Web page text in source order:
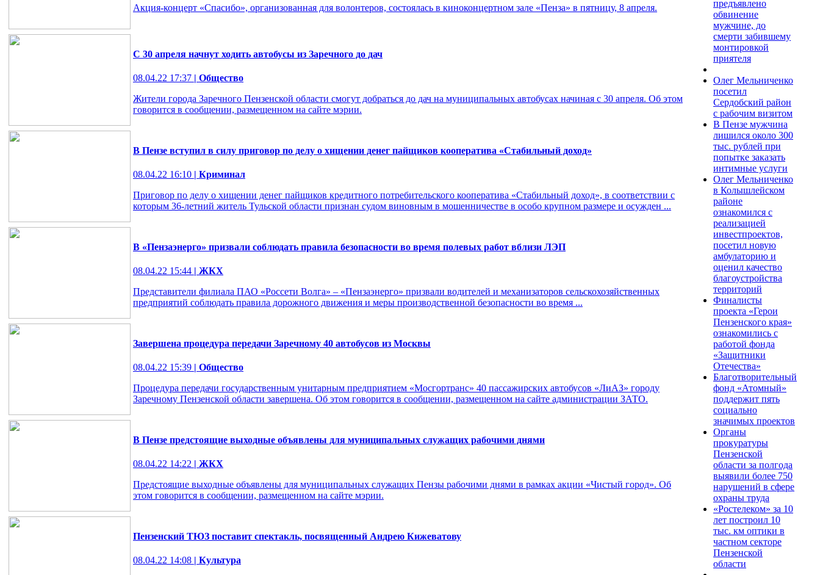
Акция-концерт «Спасибо», организованная для волонтеров, состоялась в киноконцертном зале «Пенза» в пятницу, 8 апреля.
С 30 апреля начнут ходить автобусы из Заречного до дач
08.04.22 17:37 | Общество
Жители города Заречного Пензенской области смогут добраться до дач на муниципальных автобусах начиная с 30 апреля. Об этом
говорится в сообщении, размещенном на сайте мэрии.
В Пензе вступил в силу приговор по делу о хищении денег пайщиков кооператива «Стабильный доход»
08.04.22 16:10 | Криминал
Приговор по делу о хищении денег пайщиков кредитного потребительского кооператива «Стабильный доход», в соответствии с
которым 36-летний житель Тульской области признан судом виновным в мошенничестве в особо крупном размере и осужден ...
В «Пензаэнерго» призвали соблюдать правила безопасности во время полевых работ вблизи ЛЭП
08.04.22 15:44 | ЖКХ
Представители филиала ПАО «Россети Волга» – «Пензаэнерго» призвали водителей и механизаторов сельскохозяйственных
предприятий соблюдать правила дорожного движения и меры производственной безопасности во время ...
Завершена процедура передачи Заречному 40 автобусов из Москвы
08.04.22 15:39 | Общество
Процедура передачи государственным унитарным предприятием «Мосгортранс» 40 пассажирских автобусов «ЛиАЗ» городу
Заречному Пензенской области завершена. Об этом говорится в сообщении, размещенном на сайте администрации ЗАТО.
В Пензе предстоящие выходные объявлены для муниципальных служащих рабочими днями
08.04.22 14:22 | ЖКХ
Предстоящие выходные объявлены для муниципальных служащих Пензы рабочими днями в рамках акции «Чистый город». Об
этом говорится в сообщении, размещенном на сайте мэрии.
Пензенский ТЮЗ поставит спектакль, посвященный Андрею Кижеватову
08.04.22 14:08 | Культура
предъявлено
обвинение
мужчине, до
смерти забившему
монтировкой
приятеля
Олег Мельниченко
посетил
Сердобский район
с рабочим визитом
В Пензе мужчина
лишился около 300
тыс. рублей при
попытке заказать
интимные услуги
Олег Мельниченко
в Колышлейском
районе
ознакомился с
реализацией
инвестпроектов,
посетил новую
амбулаторию и
оценил качество
благоустройства
территорий
Финалисты
проекта «Герои
Пензенского края»
ознакомились с
работой фонда
«Защитники
Отечества»
Благотворительный
фонд «Атомный»
поддержит пять
социально
значимых проектов
Органы
прокуратуры
Пензенской
области за полгода
выявили более 750
нарушений в сфере
охраны труда
«Ростелеком» за 10
лет построил 10
тыс. км оптики в
частном секторе
Пензенской
области